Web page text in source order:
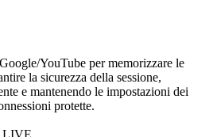
YouTube per memorizzare le
la sicurezza della sessione,
e mantenendo le impostazioni dei
protette.